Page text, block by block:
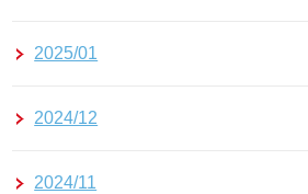
2025/01
2024/12
2024/11